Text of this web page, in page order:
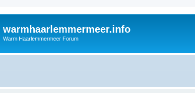
warmhaarlemmermeer.info
Warm Haarlemmermeer Forum